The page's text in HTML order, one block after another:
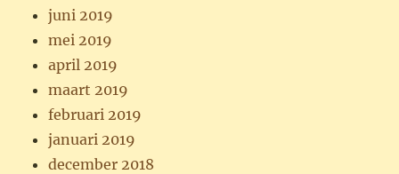
juni 2019
mei 2019
april 2019
maart 2019
februari 2019
januari 2019
december 2018